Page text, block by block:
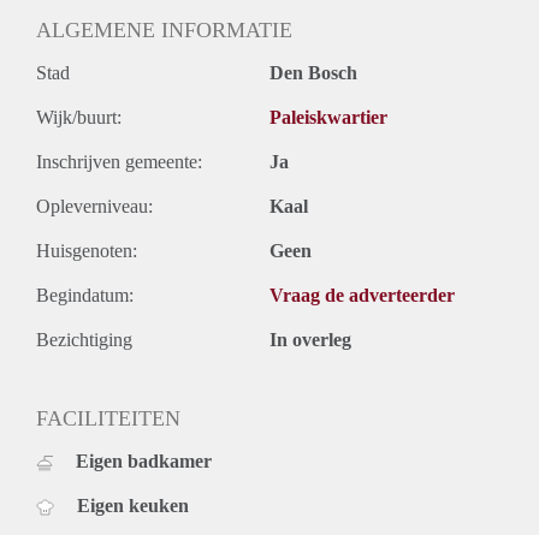
ALGEMENE INFORMATIE
Stad Den Bosch
Wijk/buurt: Paleiskwartier
Inschrijven gemeente: Ja
Opleverniveau: Kaal
Huisgenoten: Geen
Begindatum: Vraag de adverteerder
Bezichtiging In overleg
FACILITEITEN
Eigen badkamer
Eigen keuken